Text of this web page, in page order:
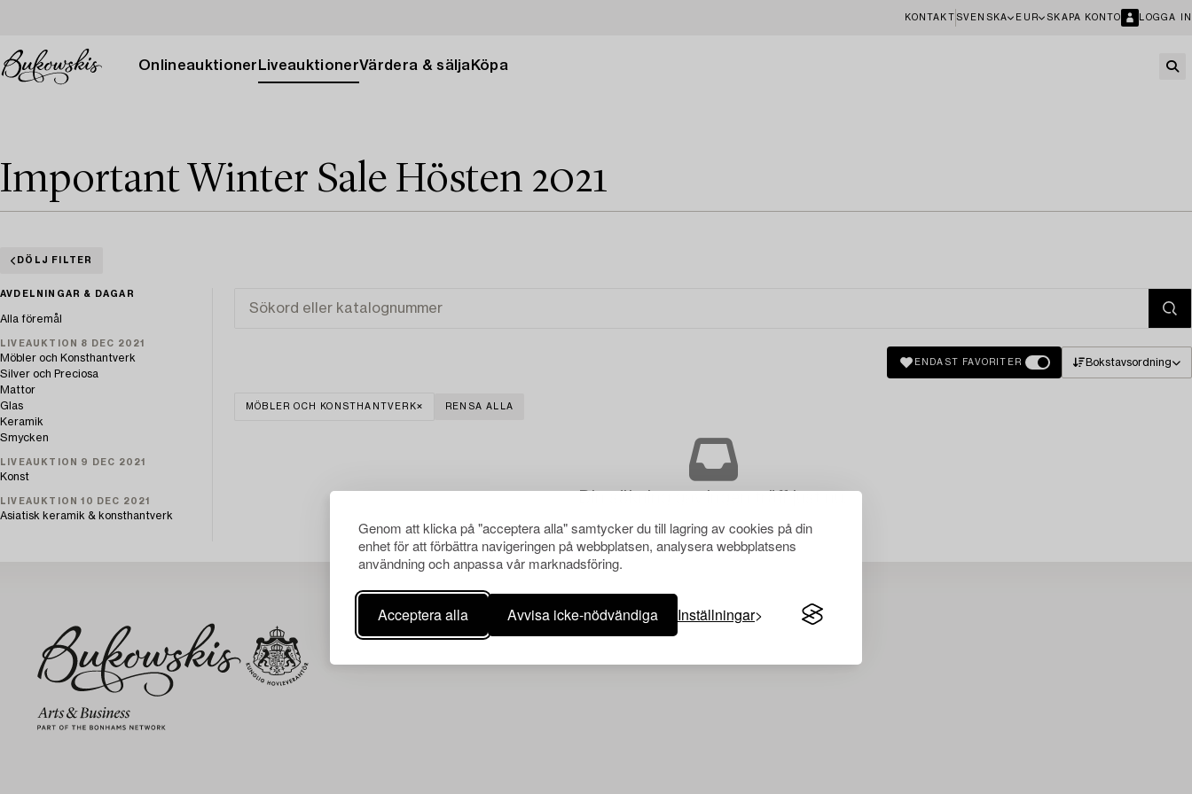
Genom att klicka på "acceptera alla" samtycker du till lagring av cookies på din
enhet för att förbättra navigeringen på webbplatsen, analysera webbplatsens
användning och anpassa vår marknadsföring.
Acceptera alla Avvisa icke-nödvändiga Inställningar
KONTAKT SVENSKA EUR SKAPA KONTO LOGGA IN
Onlineauktioner LiveauktionerVärdera & sälja Köpa
Important Winter Sale Hösten 2021
DÖLJ FILTER
AVDELNINGAR & DAGAR
Alla föremål
LIVEAUKTION 8 DEC 2021
Möbler och Konsthantverk
Silver och Preciosa
Mattor
Glas
Keramik
Smycken
LIVEAUKTION 9 DEC 2021
Konst
LIVEAUKTION 10 DEC 2021
Asiatisk keramik & konsthantverk
ENDAST FAVORITER Bokstavsordning
MÖBLER OCH KONSTHANTVERK RENSA ALLA